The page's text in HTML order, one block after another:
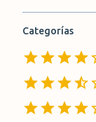
Categorías